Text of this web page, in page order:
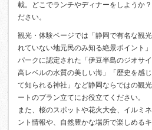
載。どこでランチやディナーをしようか
ださい。
観光・体験ページでは「静岡で有名な観
れていない地元民のみ知る絶景ポイント
パークに認定された「伊豆半島のジオサ
高レベルの水質の美しい海」「歴史を感
て知られる神社」など静岡ならではの観
ートのプラン立てにお役立てください。
また、桜のスポットや花火大会、イルミ
ント情報や、自然豊かな場所で楽しめる